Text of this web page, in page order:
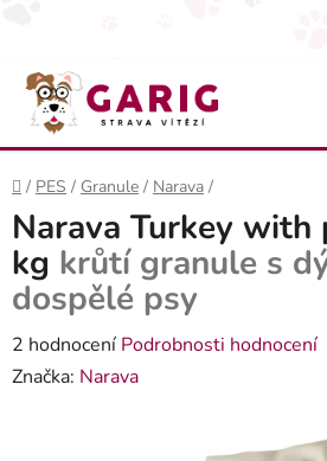
Přejít na obsah
Domů
/ PES / Granule / Narava /
Narava Turkey with
kg krůtí granule s
dospělé psy
Průměrné hodnocení produktu je 4,0
2 hodnocení Podrobnosti hodnocení
Značka: Narava